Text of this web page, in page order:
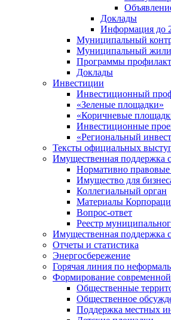
Доклады
Информация до
Муниципальный
Муниципальный
Программы
Доклады
Инвестиции
Инвестиционный
«Зеленые площадки»
«Коричневые
Инвестиционные
«Региональный
Тексты официальных
Имущественная поддержка
Нормативно
Имущество для
Коллегиальный орган
Материалы
Вопрос-ответ
Реестр
Имущественная поддержка
Отчеты и статистика
Энергосбережение
Горячая линия по
Формирование
Общественные
Общественное
Поддержка местных